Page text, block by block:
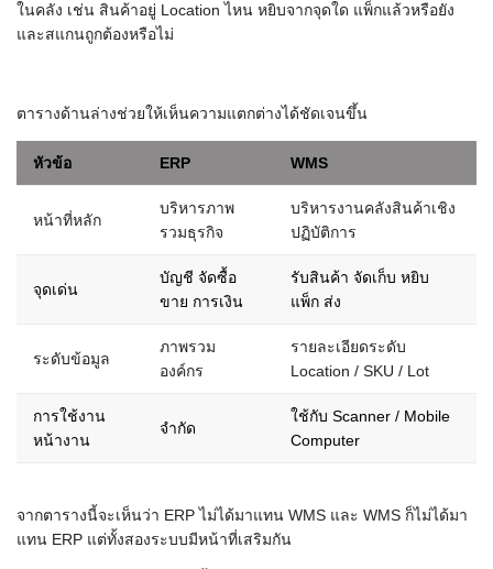
ในคลัง เช่น สินค้าอยู่ Location ไหน หยิบจากจุดใด แพ็กแล้วหรือยัง
และสแกนถูกต้องหรือไม่
ตารางด้านล่างช่วยให้เห็นความแตกต่างได้ชัดเจนขึ้น
หัวข้อ ERP WMS
หน้าที่หลัก
บริหารภาพ
รวมธุรกิจ
บริหารงานคลังสินค้าเชิง
ปฏิบัติการ
จุดเด่น
บัญชี จัดซื้อ
ขาย การเงิน
รับสินค้า จัดเก็บ หยิบ
แพ็ก ส่ง
ระดับข้อมูล
ภาพรวม
องค์กร
รายละเอียดระดับ
Location / SKU / Lot
การใช้งาน
หน้างาน
จำกัด
ใช้กับ Scanner / Mobile
Computer
จากตารางนี้จะเห็นว่า ERP ไม่ได้มาแทน WMS และ WMS ก็ไม่ได้มา
แทน ERP แต่ทั้งสองระบบมีหน้าที่เสริมกัน